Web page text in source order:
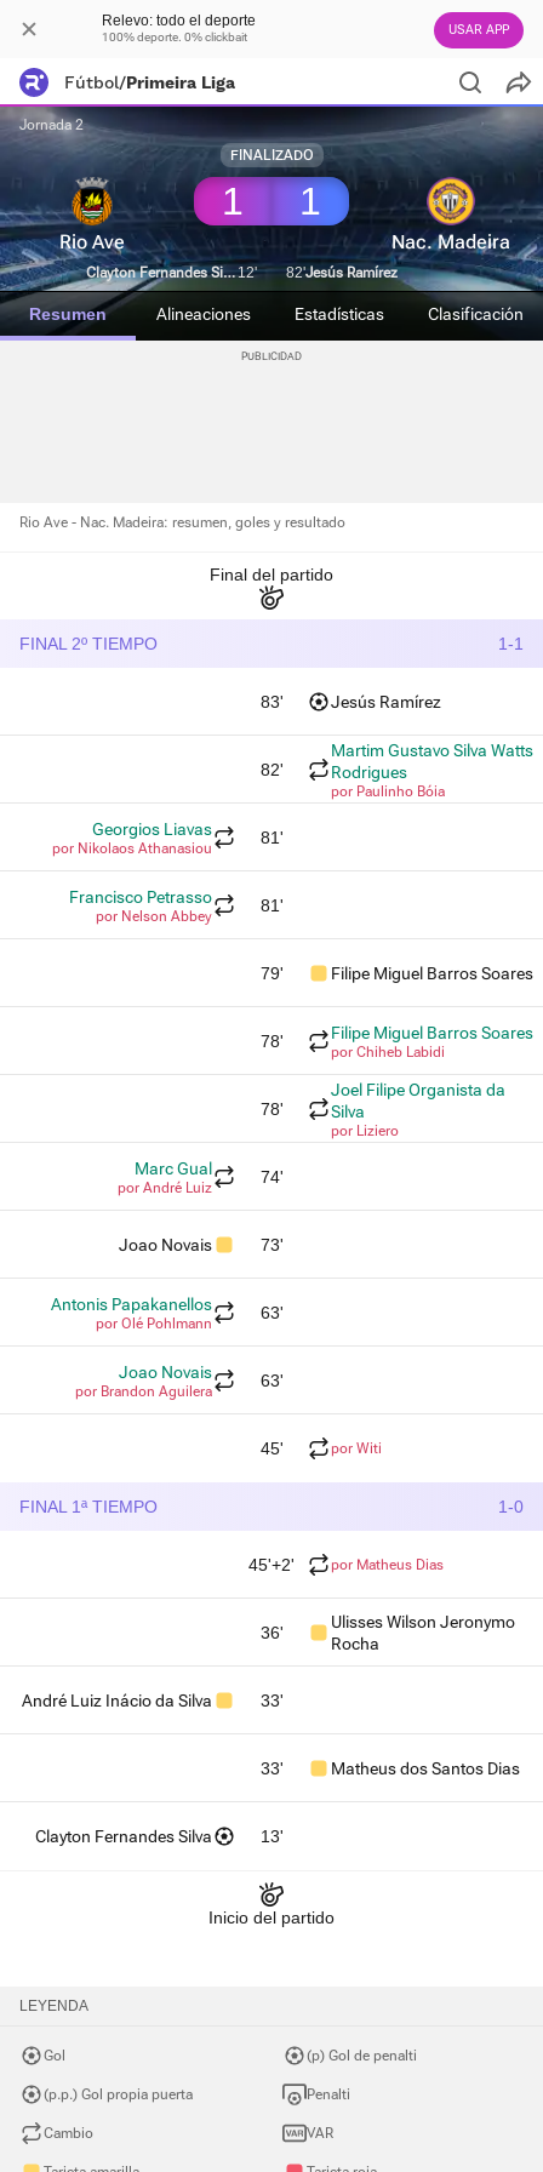
Relevo: todo el deporte
100% deporte. 0% clickbait USAR APP
Fútbol/Primeira Liga
Jornada 2
FINALIZADO
Rio Ave
1 1
Nac. Madeira
Clayton Fernandes Silva12' 82'Jesús Ramírez
Resumen Alineaciones Estadísticas Clasificación
Rio Ave - Nac. Madeira: resumen, goles y resultado
Final del partido
FINAL 2º TIEMPO 1-1
83' Jesús Ramírez
82'
Martim Gustavo Silva Watts
Rodrigues
por Paulinho Bóia
Georgios Liavas
por Nikolaos Athanasiou
81'
Francisco Petrasso
por Nelson Abbey
81'
79' Filipe Miguel Barros Soares
78' Filipe Miguel Barros Soares
por Chiheb Labidi
78'
Joel Filipe Organista da
Silva
por Liziero
Marc Gual
por André Luiz
74'
Joao Novais 73'
Antonis Papakanellos
por Olé Pohlmann
63'
Joao Novais
por Brandon Aguilera
63'
45' por Witi
FINAL 1ª TIEMPO 1-0
45'+2' por Matheus Dias
36'
Ulisses Wilson Jeronymo
Rocha
André Luiz Inácio da Silva 33'
33' Matheus dos Santos Dias
Clayton Fernandes Silva 13'
Inicio del partido
LEYENDA
Gol
(p.p.) Gol propia puerta
Cambio
(p) Gol de penalti
Penalti
VAR